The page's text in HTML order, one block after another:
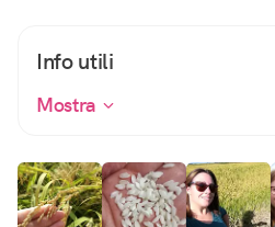
Info utili
Mostra